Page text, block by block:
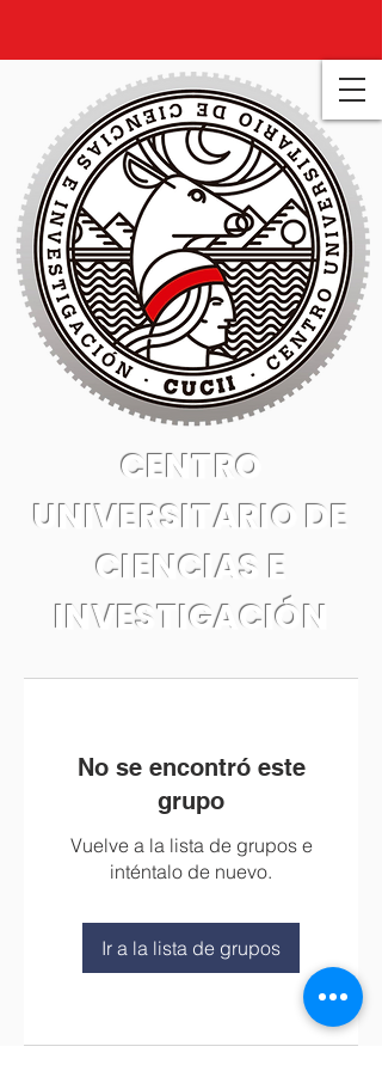
CENTRO
UNIVERSITARIO DE
CIENCIAS E
INVESTIGACIÓN
No se encontró este
grupo
Vuelve a la lista de grupos e
inténtalo de nuevo.
Ir a la lista de grupos